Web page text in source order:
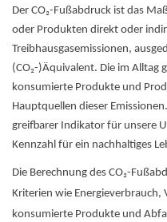
Der CO₂-Fußabdruck ist das
oder Produkten direkt oder
Treibhausgasemissionen,
(CO₂-)Äquivalent. Die im Alltag
konsumierte Produkte und
Hauptquellen dieser
greifbarer Indikator für unsere
Kennzahl für ein nachhaltiges
Die Berechnung des CO₂-
Kriterien wie Energieverbrauch,
konsumierte Produkte und